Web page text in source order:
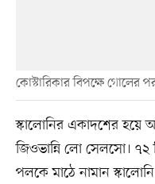
কোস্টারিকার বিপক্ষে গোলের
স্কালোনির একাদশের হয়ে
জিওভান্নি লো সেলসো। ৭২
পলকে মাঠে নামান